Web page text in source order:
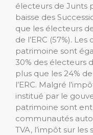
électeurs de Junts
baisse des
que les électeurs
de l’ERC (57%).
patrimoine sont
30% des électeurs
plus que les 24%
l’ERC. Malgré
institué par le
patrimoine sont
communautés
TVA, l’impôt sur